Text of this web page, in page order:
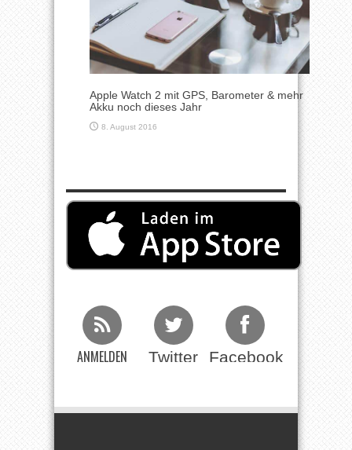
Apple Watch 2 mit GPS, Barometer & mehr
Akku noch dieses Jahr
8. August 2016
ANMELDEN Twitter Facebook